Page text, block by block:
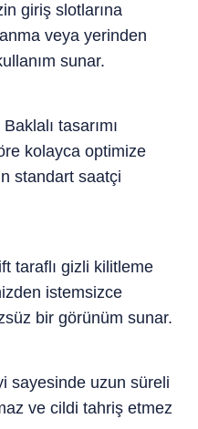
giriş slotlarına
veya yerinden
sunar.
Baklalı tasarımı
kolayca optimize
standart saatçi
taraflı gizli kilitleme
istemsizce
bir görünüm sunar.
sayesinde uzun süreli
ve cildi tahriş etmez